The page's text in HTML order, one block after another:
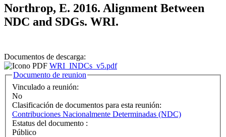
Northrop, E. 2016. Alignment Between
NDC and SDGs. WRI.
Documentos de descarga:
WRI_INDCs_v5.pdf
Ocultar
Documento de reunion
Vinculado a reunión:
No
Clasificación de documentos para esta reunión:
Contribuciones Nacionalmente Determinadas (NDC)
Estatus del documento :
Público